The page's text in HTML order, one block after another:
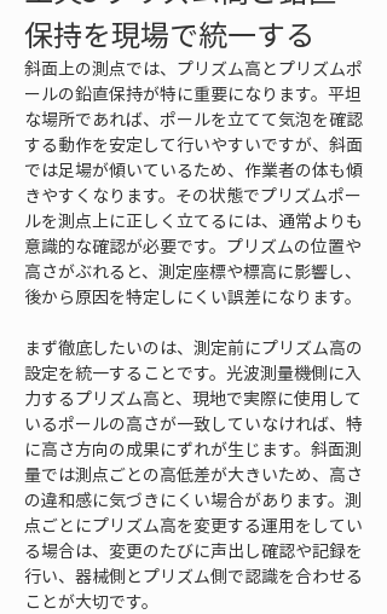
保持を現場で統一する
斜面上の測点では、プリズム高とプリズムポ
ールの鉛直保持が特に重要になります。平坦
な場所であれば、ポールを立てて気泡を確認
する動作を安定して行いやすいですが、斜面
では足場が傾いているため、作業者の体も傾
きやすくなります。その状態でプリズムポー
ルを測点上に正しく立てるには、通常よりも
意識的な確認が必要です。プリズムの位置や
高さがぶれると、測定座標や標高に影響し、
後から原因を特定しにくい誤差になります。
まず徹底したいのは、測定前にプリズム高の
設定を統一することです。光波測量機側に入
力するプリズム高と、現地で実際に使用して
いるポールの高さが一致していなければ、特
に高さ方向の成果にずれが生じます。斜面測
量では測点ごとの高低差が大きいため、高さ
の違和感に気づきにくい場合があります。測
点ごとにプリズム高を変更する運用をしてい
る場合は、変更のたびに声出し確認や記録を
行い、器械側とプリズム側で認識を合わせる
ことが大切です。